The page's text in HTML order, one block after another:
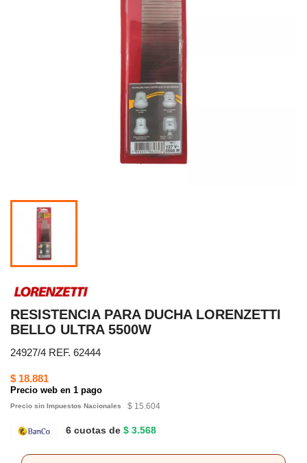
RESISTENCIA PARA DUCHA LORENZETTI
BELLO ULTRA 5500W
24927/4 REF. 62444
$ 18.881
Precio web en 1 pago
Precio sin Impuestos Nacionales $ 15.604
6 cuotas de $ 3.568